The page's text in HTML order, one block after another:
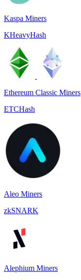
Kaspa Miners
KHeavyHash
Ethereum Classic Miners
ETCHash
Aleo Miners
zkSNARK
Alephium Miners